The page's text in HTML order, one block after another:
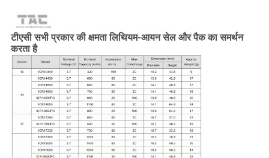
टीएसी सभी प्रकार की क्षमता लिथियम-आयन सेल और पैक का समर्थन
करता है